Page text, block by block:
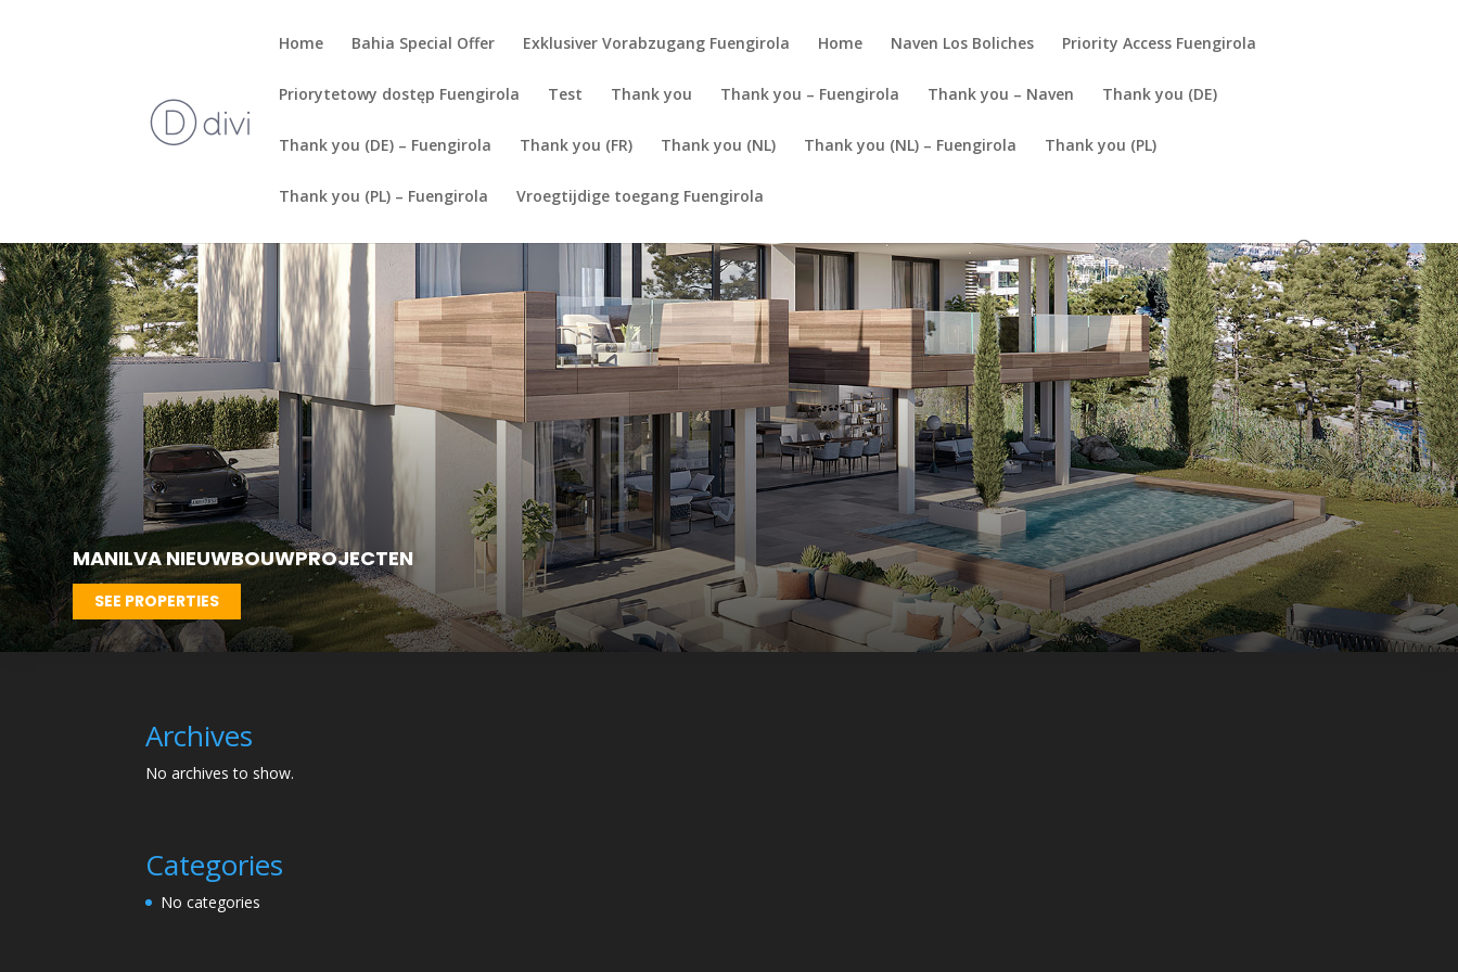
Home Bahia Special Offer Exklusiver Vorabzugang Fuengirola Home Naven Los Boliches Priority Access Fuengirola
Priorytetowy dostęp Fuengirola Test Thank you Thank you – Fuengirola Thank you – Naven Thank you (DE)
Thank you (DE) – Fuengirola Thank you (FR) Thank you (NL) Thank you (NL) – Fuengirola Thank you (PL)
Thank you (PL) – Fuengirola Vroegtijdige toegang Fuengirola
MANILVA NIEUWBOUWPROJECTEN
SEE PROPERTIES
Archives
No archives to show.
Categories
No categories